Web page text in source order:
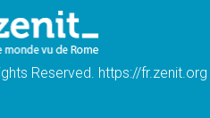
vicariat apostolique de
un diocèse
Reserved. https://fr.zenit.org